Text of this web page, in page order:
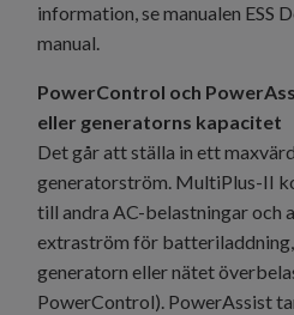
information, se manualen ESS
manual.
PowerControl och
eller generatorns kapacitet
Det går att ställa in ett
generatorström. MultiPlus-II
till andra AC-belastningar och
extraström för
generatorn eller nätet
PowerControl). PowerAssist